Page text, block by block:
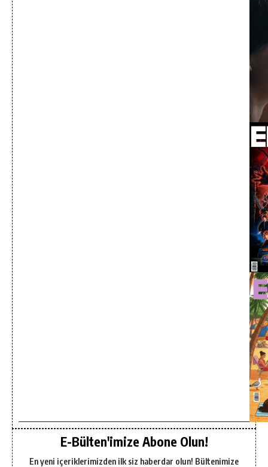
E-Bülten'imize Abone Olun!
En yeni içeriklerimizden ilk siz haberdar olun! Bültenimize